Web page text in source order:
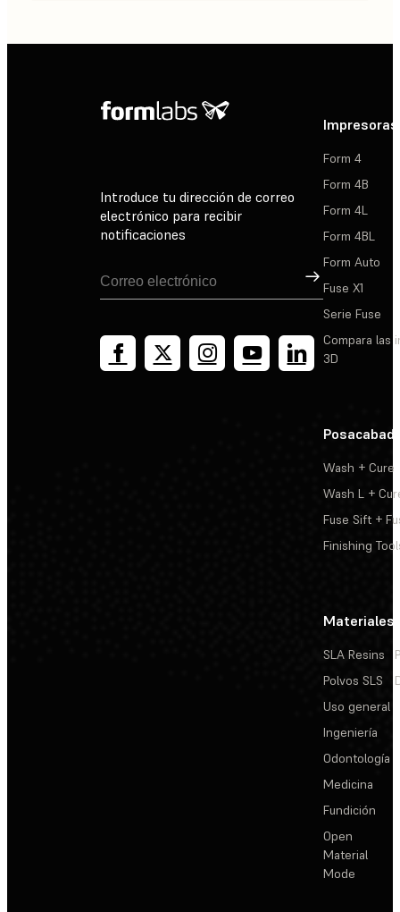
Introduce tu dirección de correo
electrónico para recibir
notificaciones
Suscribirse
Impresoras
Form 4
Form 4B
Form 4L
Form 4BL
Form Auto
Fuse X1
Serie Fuse
Compara las
3D
Wash + Cure
Wash L +
Fuse Sift +
Finishing
Materiales
SLA Resins
Polvos SLS
Uso general
Ingeniería
Odontología
Medicina
Fundición
Open
Material
Mode